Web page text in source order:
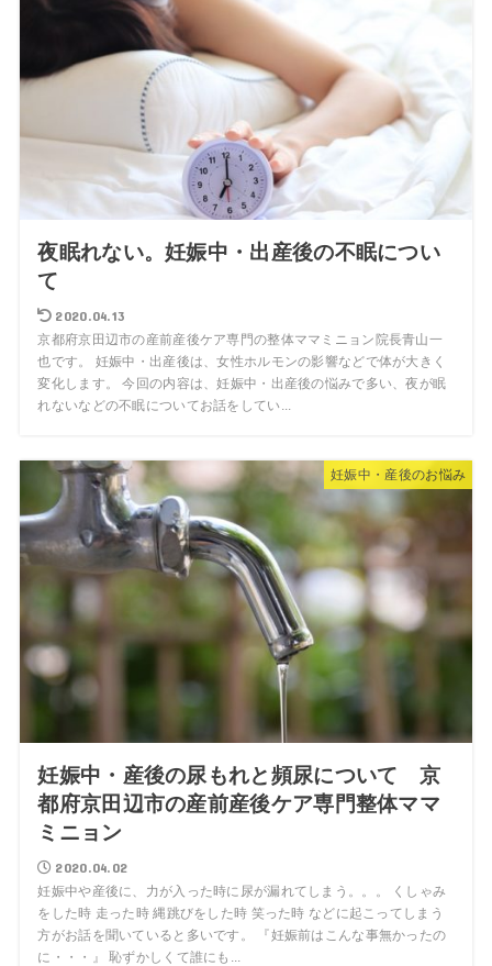
夜眠れない。妊娠中・出産後の不眠につい
て
2020.04.13
京都府京田辺市の産前産後ケア専門の整体ママミニョン院長青山一
也です。 妊娠中・出産後は、女性ホルモンの影響などで体が大きく
変化します。 今回の内容は、妊娠中・出産後の悩みで多い、夜が眠
れないなどの不眠についてお話をしてい...
妊娠中・産後のお悩み
妊娠中・産後の尿もれと頻尿について 京
都府京田辺市の産前産後ケア専門整体ママ
ミニョン
2020.04.02
妊娠中や産後に、力が入った時に尿が漏れてしまう。。。 くしゃみ
をした時 走った時 縄跳びをした時 笑った時 などに起こってしまう
方がお話を聞いていると多いです。 『妊娠前はこんな事無かったの
に・・・』 恥ずかしくて誰にも...